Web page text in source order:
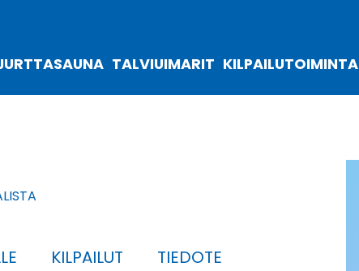
TALVIUIMARIT KILPAILUTOIMINTA
KILPAILUT TIEDOTE